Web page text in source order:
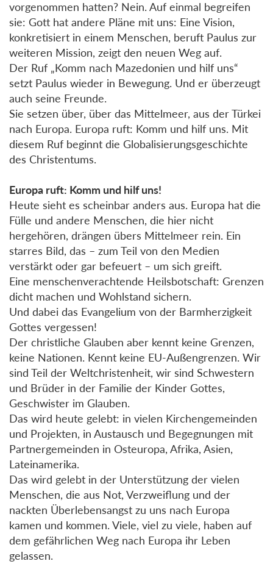
vorgenommen hatten? Nein. Auf einmal begreifen
sie: Gott hat andere Pläne mit uns: Eine Vision,
konkretisiert in einem Menschen, beruft Paulus zur
weiteren Mission, zeigt den neuen Weg auf.
Der Ruf „Komm nach Mazedonien und hilf uns“
setzt Paulus wieder in Bewegung. Und er überzeugt
auch seine Freunde.
Sie setzen über, über das Mittelmeer, aus der Türkei
nach Europa. Europa ruft: Komm und hilf uns. Mit
diesem Ruf beginnt die Globalisierungsgeschichte
des Christentums.
Europa ruft: Komm und hilf uns!
Heute sieht es scheinbar anders aus. Europa hat die
Fülle und andere Menschen, die hier nicht
hergehören, drängen übers Mittelmeer rein. Ein
starres Bild, das – zum Teil von den Medien
verstärkt oder gar befeuert – um sich greift.
Eine menschenverachtende Heilsbotschaft: Grenzen
dicht machen und Wohlstand sichern.
Und dabei das Evangelium von der Barmherzigkeit
Gottes vergessen!
Der christliche Glauben aber kennt keine Grenzen,
keine Nationen. Kennt keine EU-Außengrenzen. Wir
sind Teil der Weltchristenheit, wir sind Schwestern
und Brüder in der Familie der Kinder Gottes,
Geschwister im Glauben.
Das wird heute gelebt: in vielen Kirchengemeinden
und Projekten, in Austausch und Begegnungen mit
Partnergemeinden in Osteuropa, Afrika, Asien,
Lateinamerika.
Das wird gelebt in der Unterstützung der vielen
Menschen, die aus Not, Verzweiflung und der
nackten Überlebensangst zu uns nach Europa
kamen und kommen. Viele, viel zu viele, haben auf
dem gefährlichen Weg nach Europa ihr Leben
gelassen.